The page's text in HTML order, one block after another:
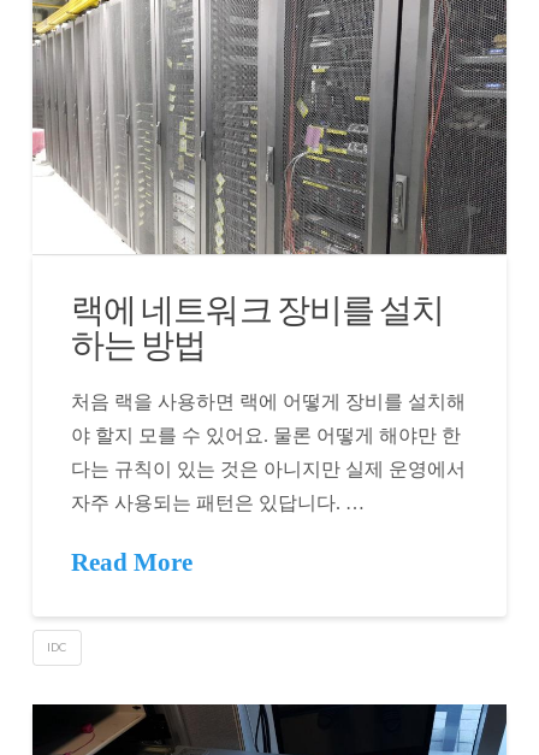
랙에 네트워크 장비를 설치
하는 방법
처음 랙을 사용하면 랙에 어떻게 장비를 설치해
야 할지 모를 수 있어요. 물론 어떻게 해야만 한
다는 규칙이 있는 것은 아니지만 실제 운영에서
자주 사용되는 패턴은 있답니다. …
Read More
IDC